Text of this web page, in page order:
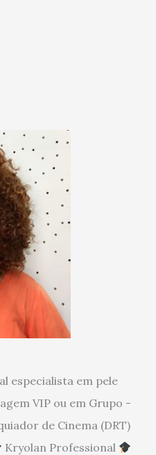
especialista em pele
VIP ou em Grupo -
de Cinema (DRT)
Kryolan Professional